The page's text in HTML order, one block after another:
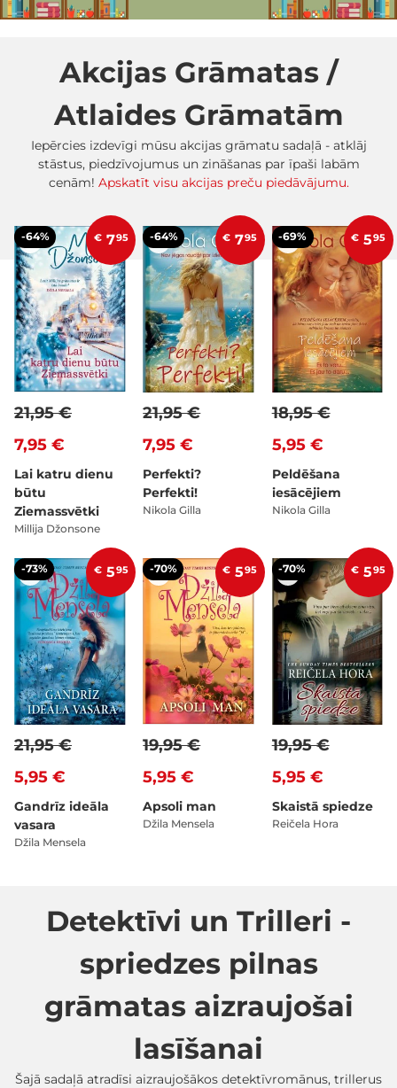
Akcijas Grāmatas /
Atlaides Grāmatām
Iepērcies izdevīgi mūsu akcijas grāmatu sadaļā - atklāj
stāstus, piedzīvojumus un zināšanas par īpaši labām
cenām! Apskatīt visu akcijas preču piedāvājumu.
-64% € 795
7,95 €
21,95 €
Lai katru dienu
būtu
Ziemassvētki
Millija Džonsone
-64% € 795
7,95 €
21,95 €
Perfekti?
Perfekti!
Nikola Gilla
-69% € 595
5,95 €
18,95 €
Peldēšana
iesācējiem
Nikola Gilla
-73% € 595
5,95 €
21,95 €
Gandrīz ideāla
vasara
Džila Mensela
-70% € 595
5,95 €
19,95 €
Apsoli man
Džila Mensela
-70% € 595
5,95 €
19,95 €
Skaistā spiedze
Reičela Hora
Detektīvi un Trilleri -
spriedzes pilnas
grāmatas aizraujošai
lasīšanai
Šajā sadaļā atradīsi aizraujošākos detektīvromānus, trillerus